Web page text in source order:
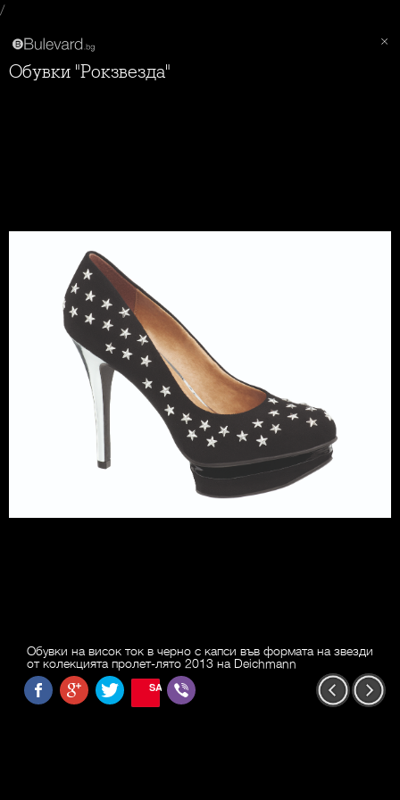
/
Обувки "Рокзвезда"
Обувки на висок ток в черно с капси във формата на звезди
от колекцията пролет-лято 2013 на Deichmann
SAVE